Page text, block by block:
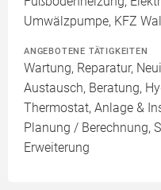
Umwälzpumpe, KFZ
ANGEBOTENE TÄTIGKEITEN
Wartung, Reparatur,
Austausch, Beratung,
Thermostat, Anlage &
Planung / Berechnung,
Erweiterung